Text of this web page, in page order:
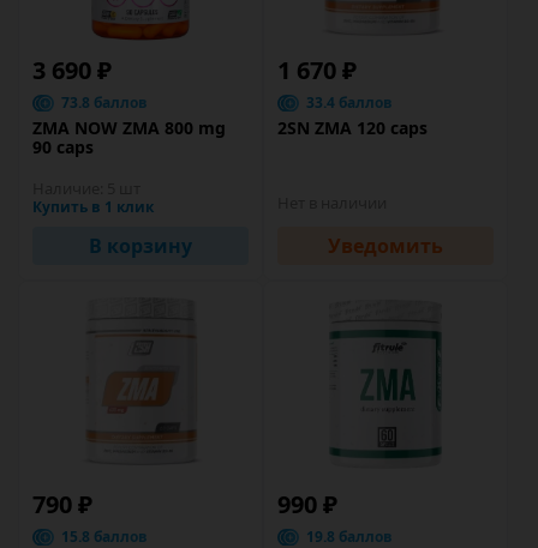
3 690 ₽
73.8 баллов
ZMA NOW ZMA 800 mg
90 caps
Купить в 1 клик
В корзину
1 670 ₽
33.4 баллов
2SN ZMA 120 caps
Уведомить
790 ₽
15.8 баллов
990 ₽
19.8 баллов